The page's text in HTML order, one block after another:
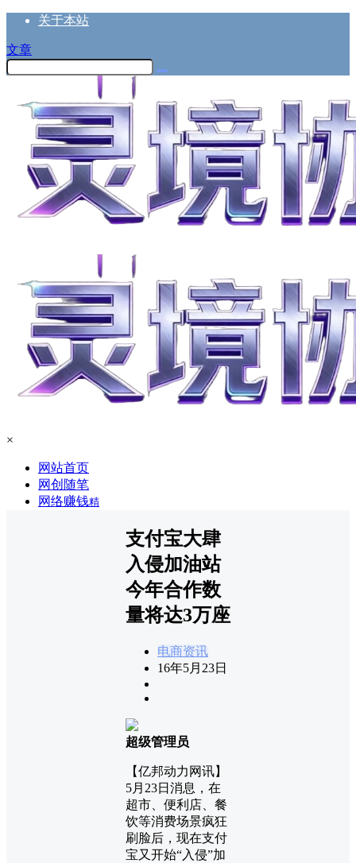
关于本站
文章
×
网站首页
网创随笔
网络赚钱精
支付宝大肆
入侵加油站
今年合作数
量将达3万座
电商资讯
16年5月23日
超级管理员
【亿邦动力网讯】
5月23日消息，在
超市、便利店、餐
饮等消费场景疯狂
刷脸后，现在支付
宝又开始“入侵”加